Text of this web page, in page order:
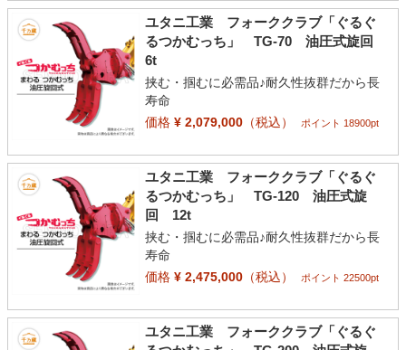
ユタニ工業 フォーククラブ「ぐるぐ
るつかむっち」 TG-70 油圧式旋回
6t
挟む・掴むに必需品♪耐久性抜群だから長
寿命
価格¥ 2,079,000（税込） ポイント 18900pt
ユタニ工業 フォーククラブ「ぐるぐ
るつかむっち」 TG-120 油圧式旋
回 12t
挟む・掴むに必需品♪耐久性抜群だから長
寿命
価格¥ 2,475,000（税込） ポイント 22500pt
ユタニ工業 フォーククラブ「ぐるぐ